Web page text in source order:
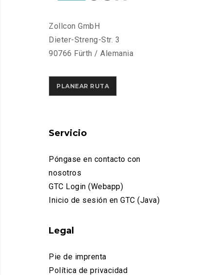
Zollcon GmbH
Dieter-Streng-Str. 3
90766 Fürth / Alemania
PLANEAR RUTA
Servicio
Póngase en contacto con
nosotros
GTC Login (Webapp)
Inicio de sesión en GTC (Java)
Legal
Pie de imprenta
Política de privacidad